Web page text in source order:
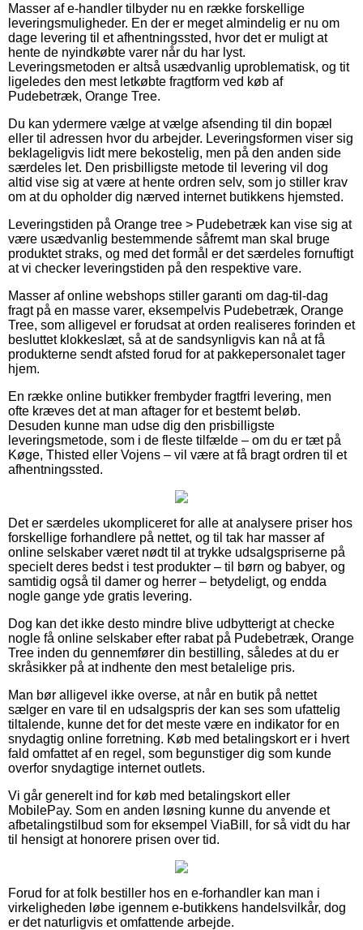
Masser af e-handler tilbyder nu en række forskellige
leveringsmuligheder. En der er meget almindelig er nu om
dage levering til et afhentningssted, hvor det er muligt at
hente de nyindkøbte varer når du har lyst.
Leveringsmetoden er altså usædvanlig uproblematisk, og tit
ligeledes den mest letkøbte fragtform ved køb af
Pudebetræk, Orange Tree.
Du kan ydermere vælge at vælge afsending til din bopæl
eller til adressen hvor du arbejder. Leveringsformen viser sig
beklageligvis lidt mere bekostelig, men på den anden side
særdeles let. Den prisbilligste metode til levering vil dog
altid vise sig at være at hente ordren selv, som jo stiller krav
om at du opholder dig nærved internet butikkens hjemsted.
Leveringstiden på Orange tree > Pudebetræk kan vise sig at
være usædvanlig bestemmende såfremt man skal bruge
produktet straks, og med det formål er det særdeles fornuftigt
at vi checker leveringstiden på den respektive vare.
Masser af online webshops stiller garanti om dag-til-dag
fragt på en masse varer, eksempelvis Pudebetræk, Orange
Tree, som alligevel er forudsat at orden realiseres forinden et
besluttet klokkeslæt, så at de sandsynligvis kan nå at få
produkterne sendt afsted forud for at pakkepersonalet tager
hjem.
En række online butikker frembyder fragtfri levering, men
ofte kræves det at man aftager for et bestemt beløb.
Desuden kunne man udse dig den prisbilligste
leveringsmetode, som i de fleste tilfælde – om du er tæt på
Køge, Thisted eller Vojens – vil være at få bragt ordren til et
afhentningssted.
Det er særdeles ukompliceret for alle at analysere priser hos
forskellige forhandlere på nettet, og til tak har masser af
online selskaber været nødt til at trykke udsalgspriserne på
specielt deres bedst i test produkter – til børn og babyer, og
samtidig også til damer og herrer – betydeligt, og endda
nogle gange yde gratis levering.
Dog kan det ikke desto mindre blive udbytterigt at checke
nogle få online selskaber efter rabat på Pudebetræk, Orange
Tree inden du gennemfører din bestilling, således at du er
skråsikker på at indhente den mest betalelige pris.
Man bør alligevel ikke overse, at når en butik på nettet
sælger en vare til en udsalgspris der kan ses som ufattelig
tiltalende, kunne det for det meste være en indikator for en
snydagtig online forretning. Køb med betalingskort er i hvert
fald omfattet af en regel, som begunstiger dig som kunde
overfor snydagtige internet outlets.
Vi går generelt ind for køb med betalingskort eller
MobilePay. Som en anden løsning kunne du anvende et
afbetalingstilbud som for eksempel ViaBill, for så vidt du har
til hensigt at honorere prisen over tid.
Forud for at folk bestiller hos en e-forhandler kan man i
virkeligheden løbe igennem e-butikkens handelsvilkår, dog
er det naturligvis et omfattende arbejde.